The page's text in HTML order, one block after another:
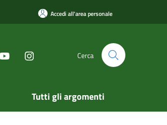
Accedi all'area personale
Cerca
Tutti gli argomenti